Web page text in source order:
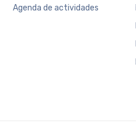
Agenda de actividades